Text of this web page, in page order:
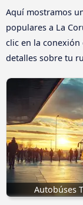
Aquí mostramos
populares a La
clic en la conexión
detalles sobre tu
Autobúses